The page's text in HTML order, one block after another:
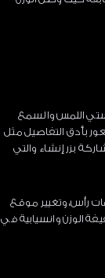
اللمس والسمع
بأدق التفاصيل مثل
بزر إنشاء والتي
رأس، وتغيير موقع
بلايستيشن 5 بأن وحدة التحكم خفيفة الوزن وانسيابية في